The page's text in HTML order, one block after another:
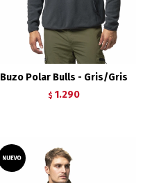
Buzo Polar Bulls - Gris/Gris
$ 1.290